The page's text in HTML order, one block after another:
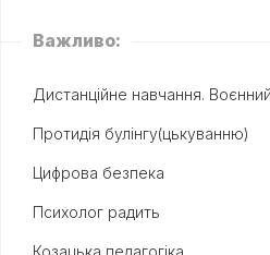
Важливо:
Дистанційне навчання.
Протидія булінгу(цькуванню)
Цифрова безпека
Психолог радить
Козацька педагогіка